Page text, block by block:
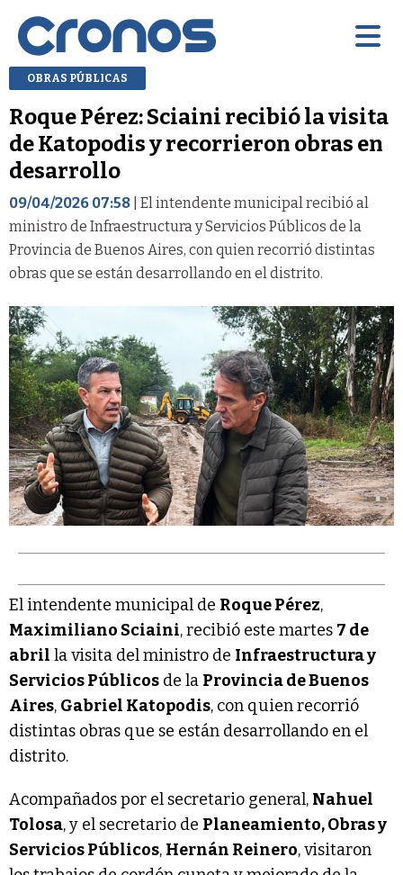
OBRAS PÚBLICAS
Roque Pérez: Sciaini recibió la visita
de Katopodis y recorrieron obras en
desarrollo
09/04/2026 07:58 | El intendente municipal recibió al
ministro de Infraestructura y Servicios Públicos de la
Provincia de Buenos Aires, con quien recorrió distintas
obras que se están desarrollando en el distrito.
El intendente municipal de Roque Pérez,
Maximiliano Sciaini, recibió este martes 7 de
abril la visita del ministro de Infraestructura y
Servicios Públicos de la Provincia de Buenos
Aires, Gabriel Katopodis, con quien recorrió
distintas obras que se están desarrollando en el
distrito.
Acompañados por el secretario general, Nahuel
Tolosa, y el secretario de Planeamiento, Obras y
Servicios Públicos, Hernán Reinero, visitaron